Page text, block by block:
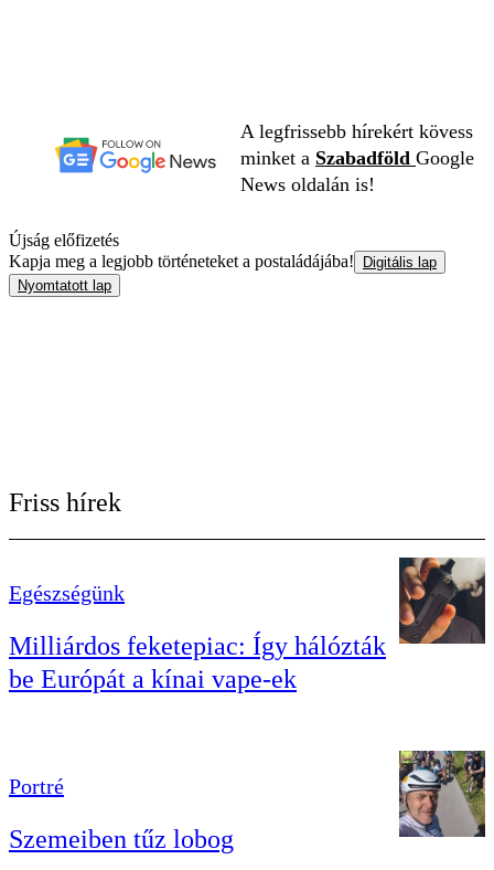
A legfrissebb hírekért kövess
minket a Szabadföld Google
News oldalán is!
Újság előfizetés
Kapja meg a legjobb történeteket a postaládájába!
Digitális lap
Nyomtatott lap
Friss hírek
Egészségünk
Milliárdos feketepiac: Így hálózták
be Európát a kínai vape-ek
Portré
Szemeiben tűz lobog